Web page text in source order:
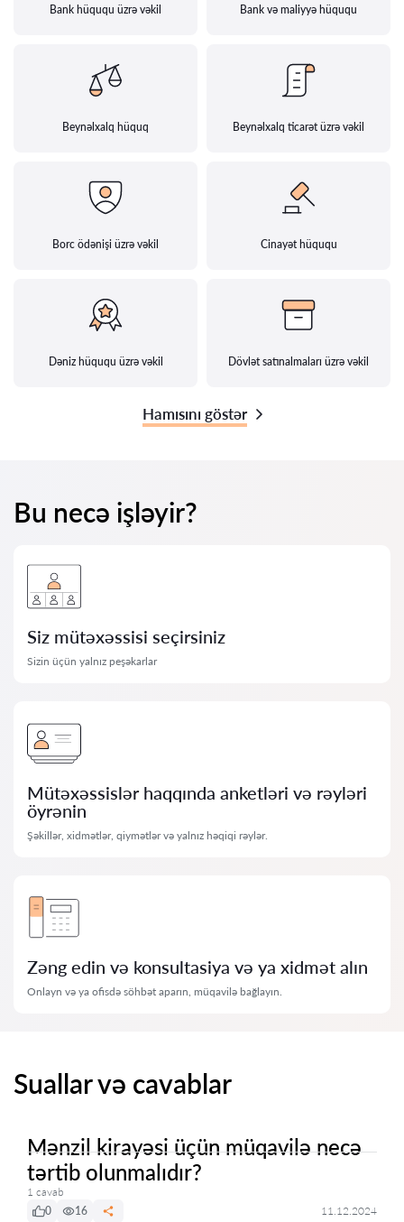
Bank hüququ üzrə vəkil Bank və maliyyə hüququ
Beynəlxalq hüquq Beynəlxalq ticarət üzrə vəkil
Borc ödənişi üzrə vəkil Cinayət hüququ
Dəniz hüququ üzrə vəkil Dövlət satınalmaları üzrə vəkil
Hamısını göstər
Bu necə işləyir?
Siz mütəxəssisi seçirsiniz
Sizin üçün yalnız peşəkarlar
Mütəxəssislər haqqında anketləri və rəyləri
öyrənin
Şəkillər, xidmətlər, qiymətlər və yalnız həqiqi rəylər.
Zəng edin və konsultasiya və ya xidmət alın
Onlayn və ya ofisdə söhbət aparın, müqavilə bağlayın.
Suallar və cavablar
Mənzil kirayəsi üçün müqavilə necə
tərtib olunmalıdır?
1 cavab
0
16 11.12.2024